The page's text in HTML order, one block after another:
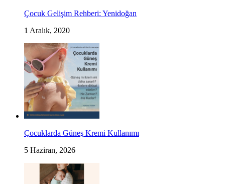
Çocuk Gelişim Rehberi: Yenidoğan
1 Aralık, 2020
Çocuklarda Güneş Kremi Kullanımı
5 Haziran, 2026